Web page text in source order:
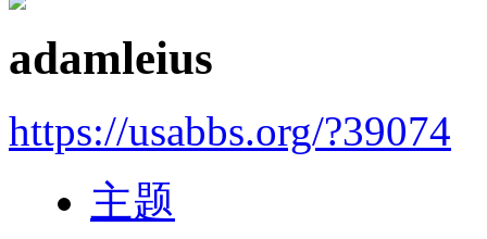
adamleius
https://usabbs.org/?39074
主题